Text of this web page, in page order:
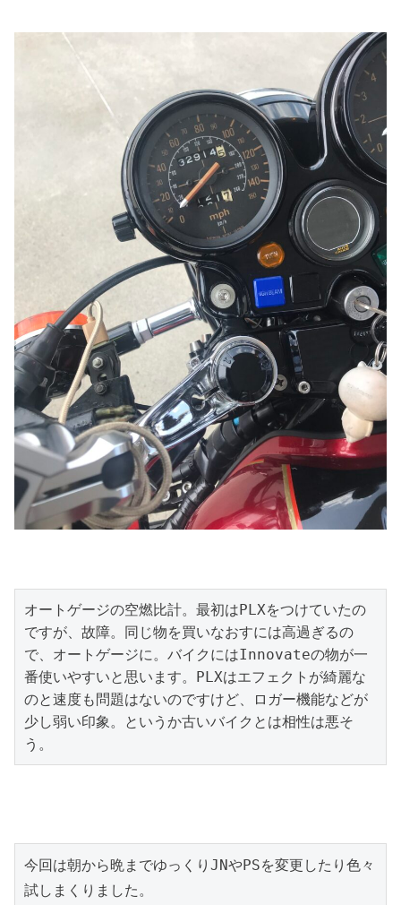
オートゲージの空燃比計。最初はPLXをつけていたの
ですが、故障。同じ物を買いなおすには高過ぎるの
で、オートゲージに。バイクにはInnovateの物が一
番使いやすいと思います。PLXはエフェクトが綺麗な
のと速度も問題はないのですけど、ロガー機能などが
少し弱い印象。というか古いバイクとは相性は悪そ
う。
今回は朝から晩までゆっくりJNやPSを変更したり色々
試しまくりました。